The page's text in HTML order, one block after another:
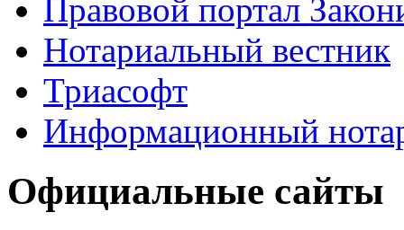
Правовой портал
Нотариальный вестник
Триасофт
Информационный
Официальные сайты